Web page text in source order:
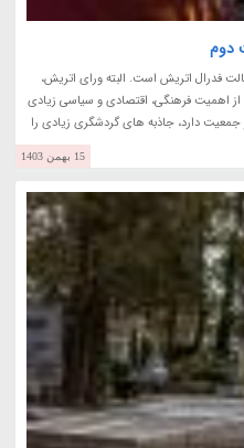
پایتخت، پرجمعیت ترین شهر و یکی از 9 ایالت فدرال اتریش است. البته ورای اتریش،
از اهمیت فرهنگی، اقتصادی و سیاسی زیادی
وین که بیش از 2 میلیون نفر جمعیت دارد، جاذبه های گردشگری زیادی را
15 بهمن 1403